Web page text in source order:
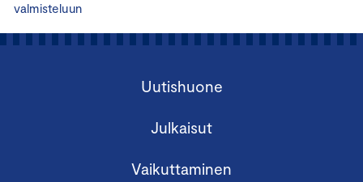
valmisteluun
Uutishuone
Julkaisut
Vaikuttaminen